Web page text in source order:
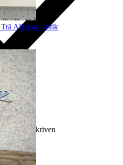
som beskriven
Trä Allmoge antik